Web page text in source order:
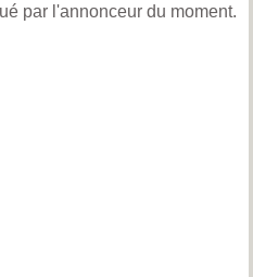
par l'annonceur du moment.